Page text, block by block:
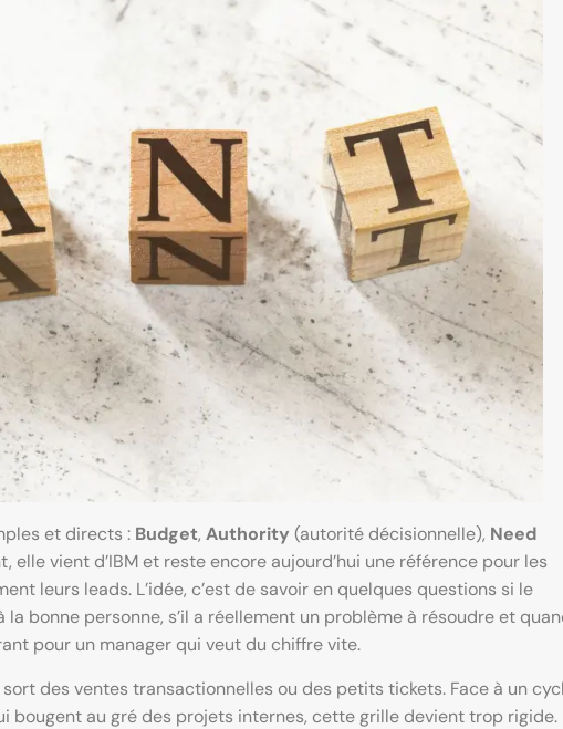
et directs : Budget, Authority (autorité décisionnelle), Need
elle vient d’IBM et reste encore aujourd’hui une référence pour les
leurs leads. L’idée, c’est de savoir en quelques questions si le
bonne personne, s’il a réellement un problème à résoudre et
pour un manager qui veut du chiffre vite.
des ventes transactionnelles ou des petits tickets. Face à un
bougent au gré des projets internes, cette grille devient trop rigide.